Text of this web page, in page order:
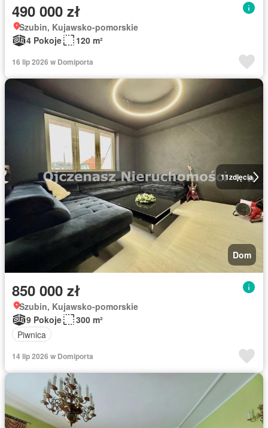
490 000 zł
Szubin, Kujawsko-pomorskie
4 Pokoje
120 m²
16 lip 2026 w Domiporta
11zdjęcia
Dom
850 000 zł
Szubin, Kujawsko-pomorskie
9 Pokoje
300 m²
Piwnica
14 lip 2026 w Domiporta